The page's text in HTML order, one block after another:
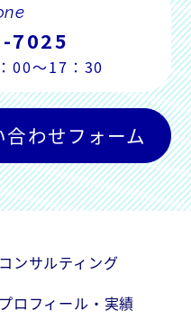
7025
00～17：30
合わせフォーム
コンサルティング
プロフィール・実績